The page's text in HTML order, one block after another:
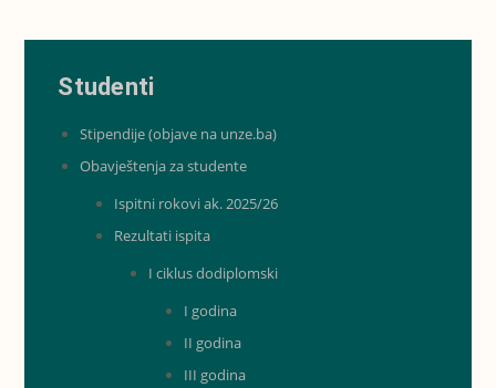
Studenti
Stipendije (objave na unze.ba)
Obavještenja za studente
Ispitni rokovi ak. 2025/26
Rezultati ispita
I ciklus dodiplomski
I godina
II godina
III godina